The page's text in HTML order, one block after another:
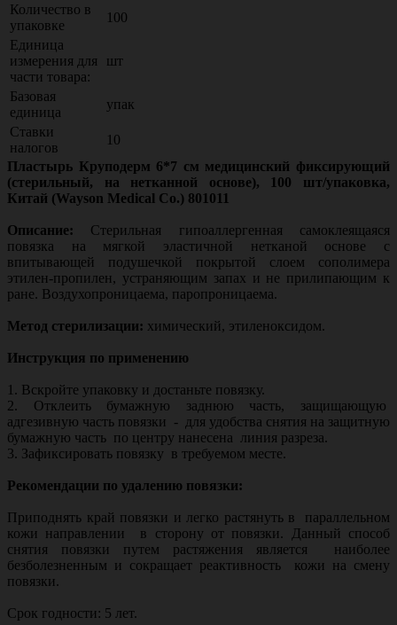
Количество в
упаковке
100
Единица
измерения для
части товара:
шт
Базовая
единица
упак
Ставки
налогов
10
Пластырь Круподерм 6*7 см медицинский фиксирующий
(стерильный, на нетканной основе), 100 шт/упаковка,
Китай (Wayson Medical Co.) 801011
Описание: Стерильная гипоаллергенная самоклеящаяся
повязка на мягкой эластичной нетканой основе с
впитывающей подушечкой покрытой слоем сополимера
этилен-пропилен, устраняющим запах и не прилипающим к
ране. Воздухопроницаема, паропроницаема.
Метод стерилизации: химический, этиленоксидом.
Инструкция по применению
1. Вскройте упаковку и достаньте повязку.
2. Отклеить бумажную заднюю часть, защищающую
адгезивную часть повязки - для удобства снятия на защитную
бумажную часть по центру нанесена линия разреза.
3. Зафиксировать повязку в требуемом месте.
Рекомендации по удалению повязки:
Приподнять край повязки и легко растянуть в параллельном
кожи направлении в сторону от повязки. Данный способ
снятия повязки путем растяжения является наиболее
безболезненным и сокращает реактивность кожи на смену
повязки.
Срок годности: 5 лет.